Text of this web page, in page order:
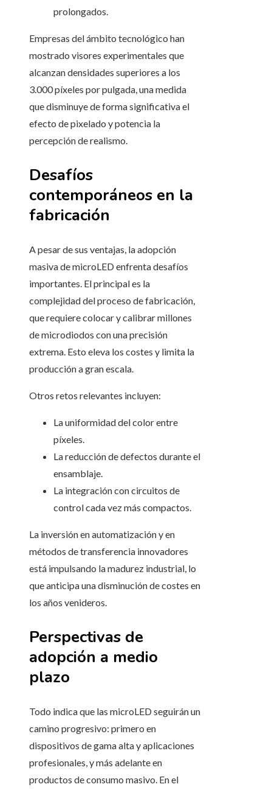
prolongados.
Empresas del ámbito tecnológico han
mostrado visores experimentales que
alcanzan densidades superiores a los
3.000 píxeles por pulgada, una medida
que disminuye de forma significativa el
efecto de pixelado y potencia la
percepción de realismo.
Desafíos
contemporáneos en la
fabricación
A pesar de sus ventajas, la adopción
masiva de microLED enfrenta desafíos
importantes. El principal es la
complejidad del proceso de fabricación,
que requiere colocar y calibrar millones
de microdiodos con una precisión
extrema. Esto eleva los costes y limita la
producción a gran escala.
Otros retos relevantes incluyen:
La uniformidad del color entre
píxeles.
La reducción de defectos durante el
ensamblaje.
La integración con circuitos de
control cada vez más compactos.
La inversión en automatización y en
métodos de transferencia innovadores
está impulsando la madurez industrial, lo
que anticipa una disminución de costes en
los años venideros.
Perspectivas de
adopción a medio
plazo
Todo indica que las microLED seguirán un
camino progresivo: primero en
dispositivos de gama alta y aplicaciones
profesionales, y más adelante en
productos de consumo masivo. En el